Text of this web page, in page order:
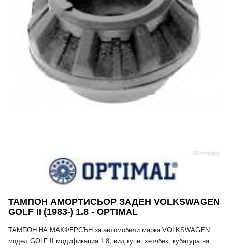
ТАМПОН АМОРТИСЬОР ЗАДЕН VOLKSWAGEN
GOLF II (1983-) 1.8 - OPTIMAL
ТАМПОН НА МАКФЕРСЪН за автомобили марка VOLKSWAGEN
модел GOLF II модификация 1.8, вид купе: хетчбек, кубатура на